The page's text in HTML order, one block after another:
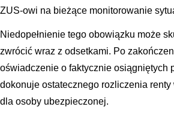
ZUS-owi na bieżące monitorowanie
Niedopełnienie tego obowiązku może
zwrócić wraz z odsetkami. Po
oświadczenie o faktycznie osiągniętych
dokonuje ostatecznego rozliczenia
dla osoby ubezpieczonej.